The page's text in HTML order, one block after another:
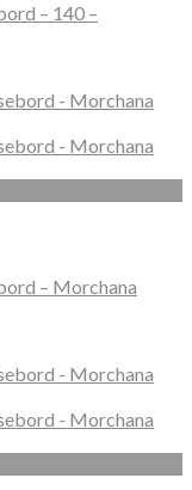
– 140 –
– Morchana